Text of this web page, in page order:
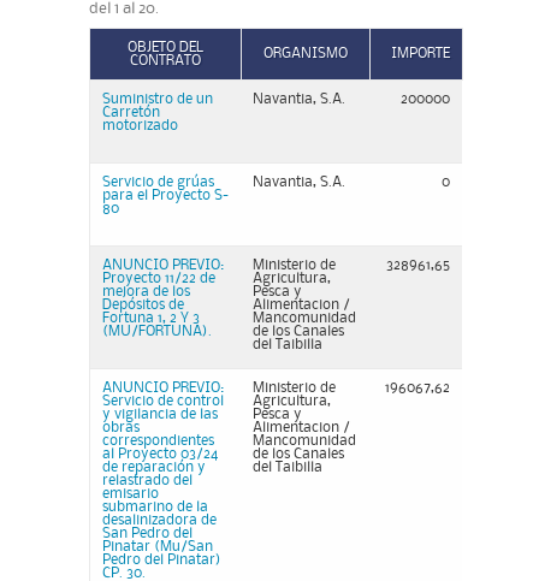
del 1 al 20.
OBJETO DEL
CONTRATO
ORGANISMO IMPORTE
Suministro de un
Carretón
motorizado
Navantia, S.A. 200000
Servicio de grúas
para el Proyecto S-
80
Navantia, S.A. 0
ANUNCIO PREVIO:
Proyecto 11/22 de
mejora de los
Depósitos de
Fortuna 1, 2 Y 3
(MU/FORTUNA).
Ministerio de
Agricultura,
Pesca y
Alimentacion /
Mancomunidad
de los Canales
del Taibilla
328961,65
ANUNCIO PREVIO:
Servicio de control
y vigilancia de las
obras
correspondientes
al Proyecto 03/24
de reparación y
relastrado del
emisario
submarino de la
desalinizadora de
San Pedro del
Pinatar (Mu/San
Pedro del Pinatar)
CP. 30.
Ministerio de
Agricultura,
Pesca y
Alimentacion /
Mancomunidad
de los Canales
del Taibilla
196067,62